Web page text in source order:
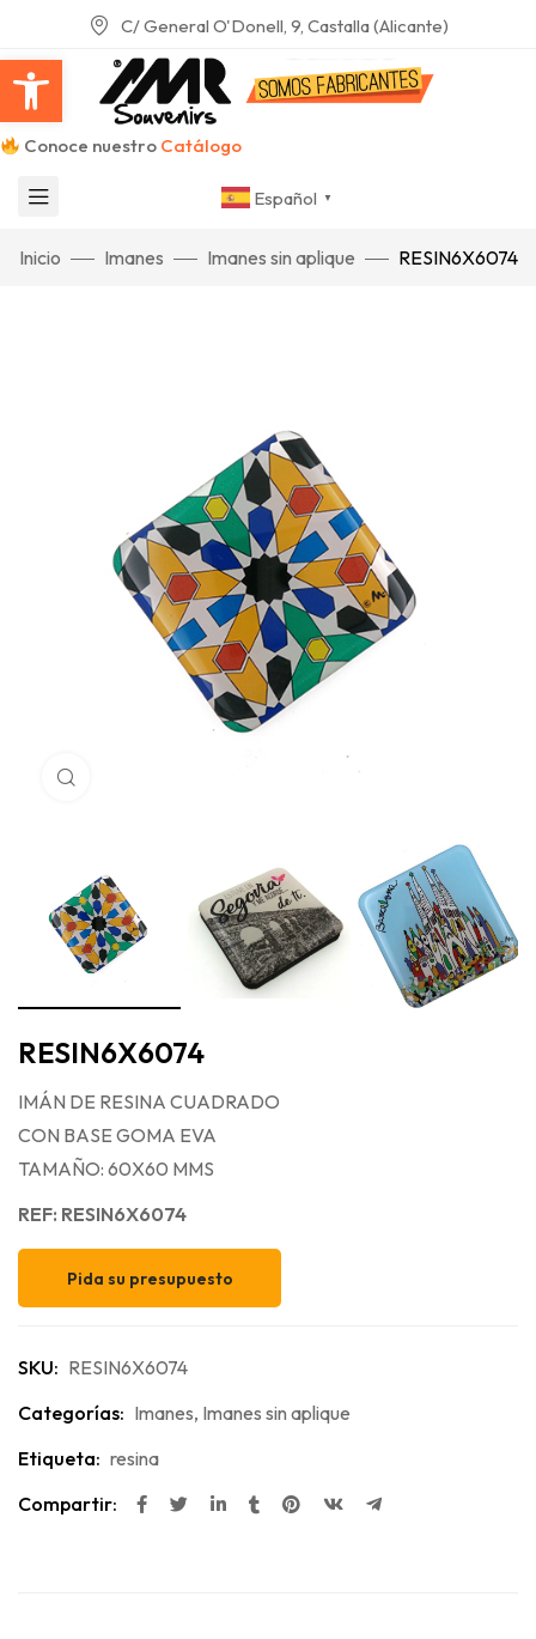
Abrir barra de herramientas
C/ General O'Donell, 9, Castalla (Alicante)
Conoce nuestro Catálogo
Español ▼
Inicio Imanes Imanes sin aplique RESIN6X6074
RESIN6X6074
IMÁN DE RESINA CUADRADO
CON BASE GOMA EVA
TAMAÑO: 60X60 MMS
REF: RESIN6X6074
Pida su presupuesto
SKU: RESIN6X6074
Categorías: Imanes, Imanes sin aplique
Etiqueta: resina
Compartir: